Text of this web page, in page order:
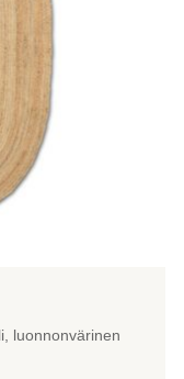
luonnonvärinen